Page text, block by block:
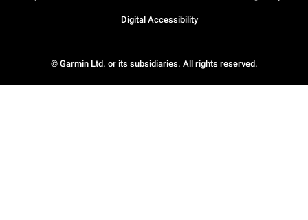
© Garmin Ltd. or its subsidiaries. All rights reserved.
Digital Accessibility